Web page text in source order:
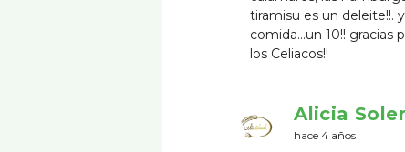
tiramisu es un deleite!!.
comida...un 10!!
los Celiacos!!
Alicia Soler
hace 4 años